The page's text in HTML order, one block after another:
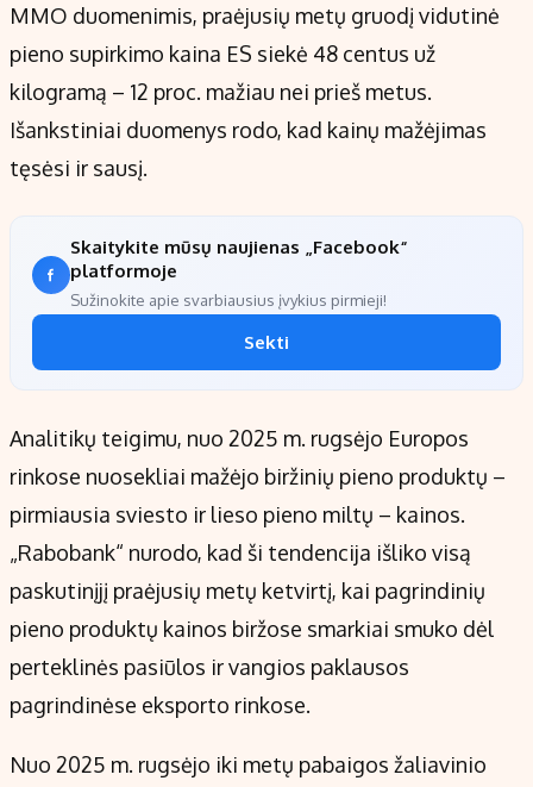
MMO duomenimis, praėjusių metų gruodį vidutinė
pieno supirkimo kaina ES siekė 48 centus už
kilogramą – 12 proc. mažiau nei prieš metus.
Išankstiniai duomenys rodo, kad kainų mažėjimas
tęsėsi ir sausį.
Skaitykite mūsų naujienas „Facebook“
platformoje
Sužinokite apie svarbiausius įvykius pirmieji!
Sekti
Analitikų teigimu, nuo 2025 m. rugsėjo Europos
rinkose nuosekliai mažėjo biržinių pieno produktų –
pirmiausia sviesto ir lieso pieno miltų – kainos.
„Rabobank“ nurodo, kad ši tendencija išliko visą
paskutinįjį praėjusių metų ketvirtį, kai pagrindinių
pieno produktų kainos biržose smarkiai smuko dėl
perteklinės pasiūlos ir vangios paklausos
pagrindinėse eksporto rinkose.
Nuo 2025 m. rugsėjo iki metų pabaigos žaliavinio